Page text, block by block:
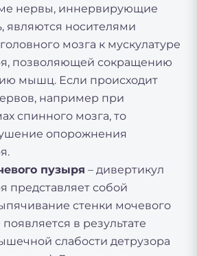
нервы, иннервирующие
являются носителями
мозга к мускулатуре
позволяющей сокращению
мышц. Если происходит
например при
спинного мозга, то
опорожнения
пузыря – дивертикул
представляет собой
стенки мочевого
в результате
слабости детрузора